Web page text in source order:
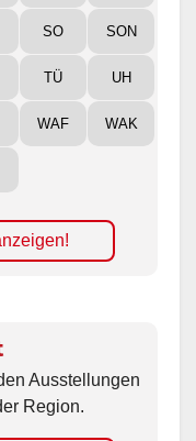
SO SON
TÜ UH
WAF WAK
Ausstellungen
Region.